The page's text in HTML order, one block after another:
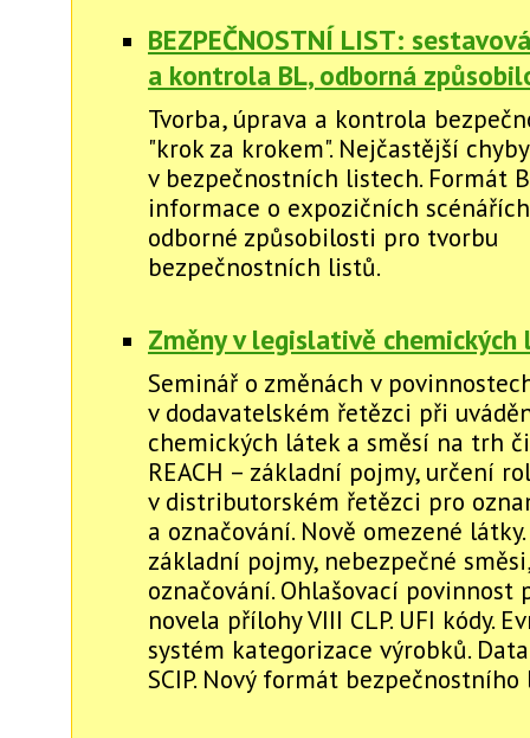
BEZPEČNOSTNÍ LIST:
a kontrola BL, odborná
Tvorba, úprava a kontrola
"krok za krokem". Nejčastější chyby
v bezpečnostních listech. Formát
informace o expozičních
odborné způsobilosti pro tvorbu
bezpečnostních listů.
Změny v legislativě chemických
Seminář o změnách v
v dodavatelském řetězci při
chemických látek a směsí na trh
REACH – základní pojmy, určení
v distributorském řetězci pro
a označování. Nově omezené látky.
základní pojmy, nebezpečné směsi,
označování. Ohlašovací povinnost
novela přílohy VIII CLP. UFI kódy.
systém kategorizace výrobků.
SCIP. Nový formát bezpečnostního